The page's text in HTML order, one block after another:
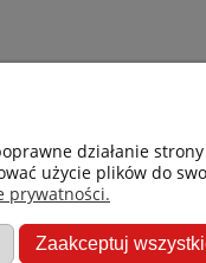
działanie
użycie plików do
prywatności.
Zaakceptuj